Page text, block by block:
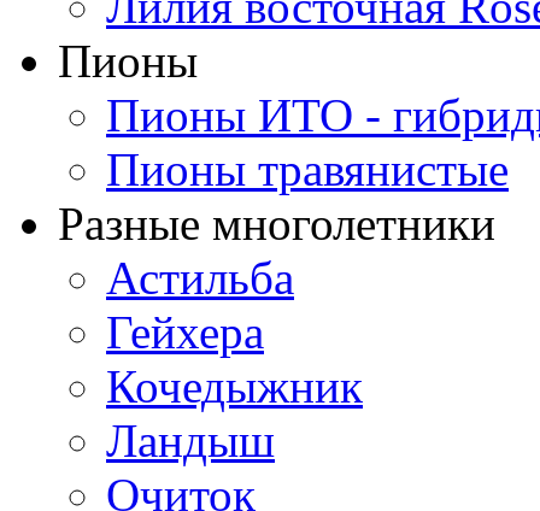
Пионы
Пионы ИТО -
Пионы травянистые
Разные многолетники
Астильба
Гейхера
Кочедыжник
Ландыш
Очиток